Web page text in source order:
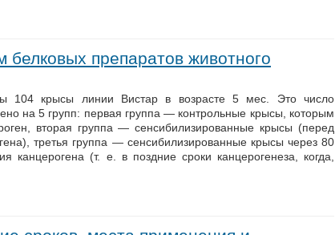
препаратов животного
104 крысы линии Вистар в возрасте 5 мес. Это число
на 5 групп: первая группа — контрольные крысы, которым
вторая группа — сенсибилизированные крысы (перед
третья группа — сенсибилизированные крысы через 80
канцерогена (т. е. в поздние сроки канцерогенеза, когда,